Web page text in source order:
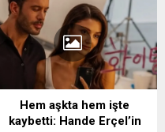
Hem aşkta hem işte
kaybetti: Hande Erçel’in